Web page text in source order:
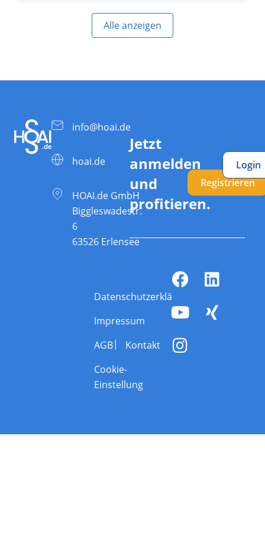
Alle anzeigen
info@hoai.de
hoai.de
HOAI.de GmbH
Biggleswadestr.
6
63526 Erlensee
Jetzt
anmelden
und
profitieren.
Registrieren
Login
Datenschutzerklärung
Impressum
AGB
Kontakt
Cookie-
Einstellung